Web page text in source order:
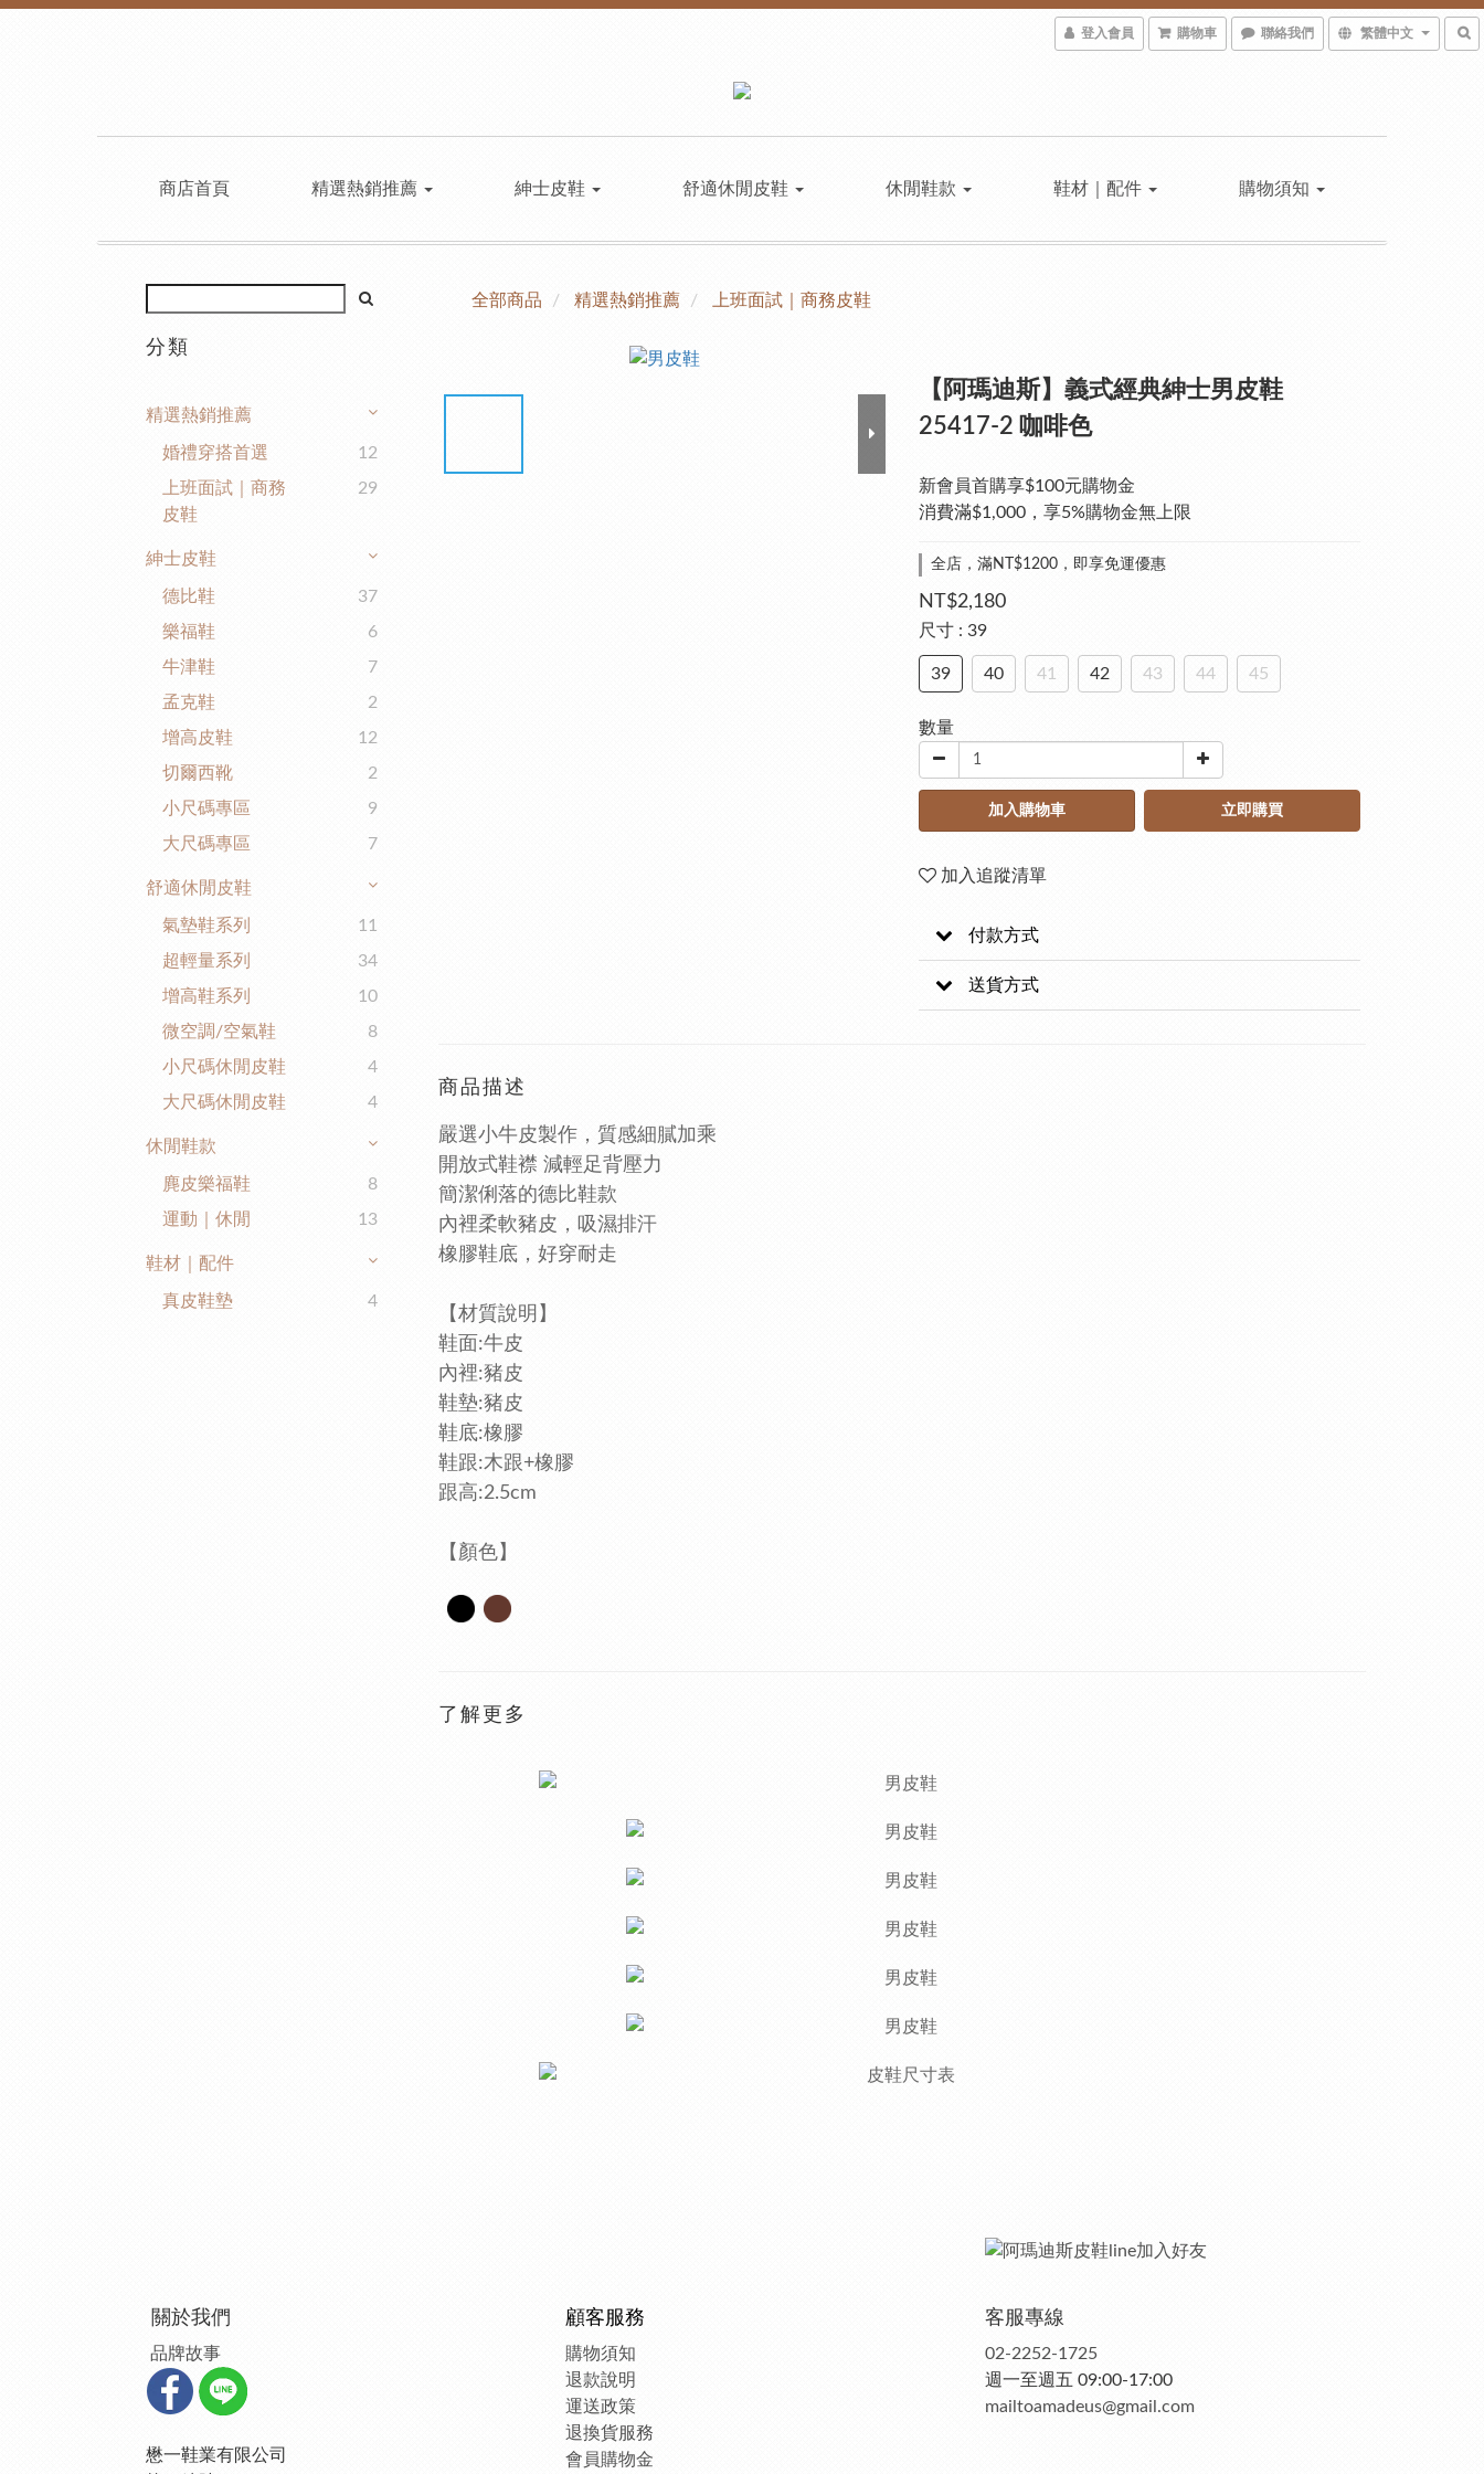
登入會員 購物車 聯絡我們 繁體中文
商店首頁 精選熱銷推薦 紳士皮鞋 舒適休閒皮鞋 休閒鞋款 鞋材｜配件 購物須知
分類
精選熱銷推薦
婚禮穿搭首選
12
上班面試｜商務
皮鞋
29
紳士皮鞋
德比鞋
37
樂福鞋
6
牛津鞋
7
孟克鞋
2
增高皮鞋
12
切爾西靴
2
小尺碼專區
9
大尺碼專區
7
舒適休閒皮鞋
氣墊鞋系列
11
超輕量系列
34
增高鞋系列
10
微空調/空氣鞋
8
小尺碼休閒皮鞋
4
大尺碼休閒皮鞋
4
休閒鞋款
麂皮樂福鞋
8
運動｜休閒
13
鞋材｜配件
真皮鞋墊 4
全部商品 精選熱銷推薦 上班面試｜商務皮鞋
【阿瑪迪斯】義式經典紳士男皮鞋
25417-2 咖啡色
新會員首購享$100元購物金
消費滿$1,000，享5%購物金無上限
全店，滿NT$1200，即享免運優惠
NT$2,180
尺寸 : 39
39 40 41 42 43 44 45
數量
加入購物車 立即購買
加入追蹤清單
付款方式
送貨方式
商品描述
嚴選小牛皮製作，質感細膩加乘
開放式鞋襟 減輕足背壓力
簡潔俐落的德比鞋款
內裡柔軟豬皮，吸濕排汗
橡膠鞋底，好穿耐走
【材質說明】
鞋面:牛皮
內裡:豬皮
鞋墊:豬皮
鞋底:橡膠
鞋跟:木跟+橡膠
跟高:2.5cm
【顏色】
了解更多
關於我們
品牌故事
懋一鞋業有限公司
顧客服務
購物須知
退款說明
運送政策
退換貨服務
會員購物金
客服專線
02-2252-1725
週一至週五 09:00-17:00
mailtoamadeus@gmail.com